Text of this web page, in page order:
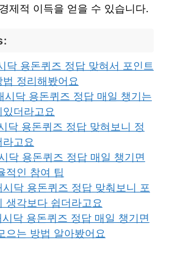
제적 이득을 얻을 수 있습니다.
닥 용돈퀴즈 정답 맞혀서 포인트
정리해봤어요
시닥 용돈퀴즈 정답 매일 챙기는
더라고요
닥 용돈퀴즈 정답 맞혀보니 정
라고요
닥 용돈퀴즈 정답 매일 챙기면
적인 참여 팁
닥 용돈퀴즈 정답 맞춰보니 포
생각보다 쉽더라고요
닥 용돈퀴즈 정답 매일 챙기면
으는 방법 알아봤어요